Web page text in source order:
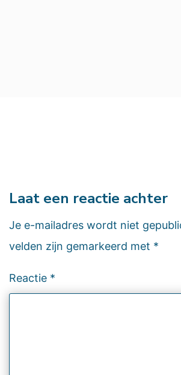
Laat een reactie achter
Je e-mailadres wordt niet
velden zijn gemarkeerd met *
Reactie *